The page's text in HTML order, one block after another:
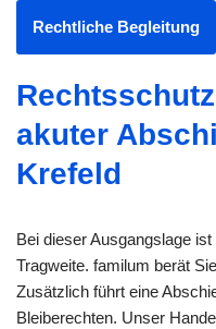
Rechtliche Begleitung
akuter
Krefeld
Bei dieser Ausgangslage
Tragweite. familum berät
Zusätzlich führt eine
Bleiberechten. Unser